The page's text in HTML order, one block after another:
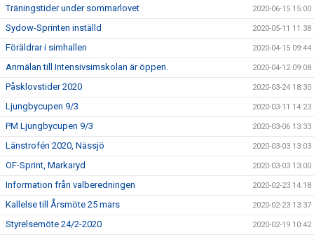
Träningstider under sommarlovet 2020-06-15 15:00
Sydow-Sprinten inställd 2020-05-11 11:38
Föräldrar i simhallen 2020-04-15 09:44
Anmälan till Intensivsimskolan är öppen. 2020-04-12 09:08
Påsklovstider 2020 2020-03-24 18:30
Ljungbycupen 9/3 2020-03-11 14:23
PM Ljungbycupen 9/3 2020-03-06 13:33
Länstrofén 2020, Nässjö 2020-03-03 13:03
OF-Sprint, Markaryd 2020-03-03 13:00
Information från valberedningen 2020-02-23 14:18
Kallelse till Årsmöte 25 mars 2020-02-23 13:37
Styrelsemöte 24/2-2020 2020-02-19 10:42